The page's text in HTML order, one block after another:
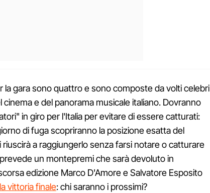
la gara sono quattro e sono composte da volti celebri
e del panorama musicale italiano. Dovranno
in giro per l'Italia per evitare di essere catturati:
di fuga scopriranno la posizione esatta del
a raggiungerlo senza farsi notare o catturare
un montepremi che sarà devoluto in
edizione Marco D'Amore e Salvatore Esposito
vittoria finale: chi saranno i prossimi?